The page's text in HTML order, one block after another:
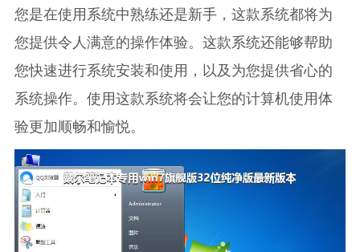
您是在使用系统中熟练还是新手，这款系统都将为
您提供令人满意的操作体验。这款系统还能够帮助
您快速进行系统安装和使用，以及为您提供省心的
系统操作。使用这款系统将会让您的计算机使用体
验更加顺畅和愉悦。